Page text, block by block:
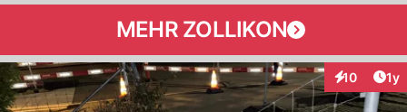
MEHR ZOLLIKON
10 1y